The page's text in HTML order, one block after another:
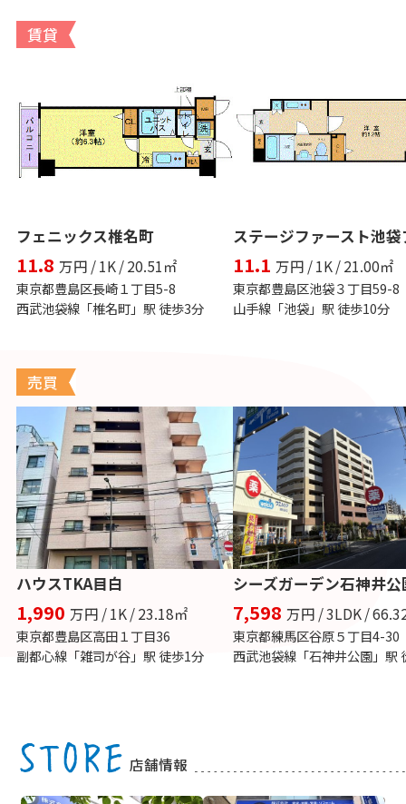
賃貸
フェニックス椎名町
11.8 万円 / 1K / 20.51㎡
東京都豊島区長崎１丁目5-8
西武池袋線「椎名町」駅 徒歩3分
11.1 万円 / 1K / 21.00㎡
東京都豊島区池袋３丁目59-8
山手線「池袋」駅 徒歩10分
売買
ハウスTKA目白
1,990 万円 / 1K / 23.18㎡
東京都豊島区高田１丁目36
副都心線「雑司が谷」駅 徒歩1分
シーズガーデン石神井公
7,598 万円 / 3LDK /
東京都練馬区谷原５丁目4-30
店舗情報